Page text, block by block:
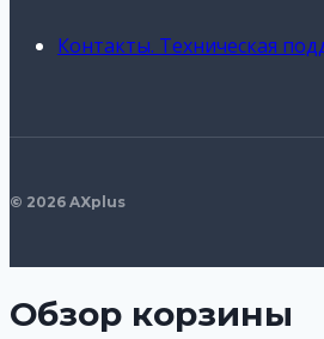
Контакты. Техническая
© 2026 AXplus
Обзор корзины